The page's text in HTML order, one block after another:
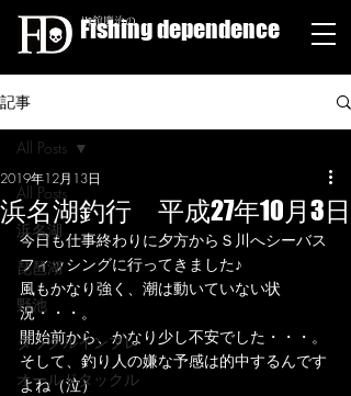
栁舘慶治の
Fishing dependence
記事
All Posts
浜名湖
琵琶湖
野池
タックルインプレ
オールドタックル
All Posts
浜名湖釣行 平成27年10月3日
2019年12月13日
今日も仕事終わりに夕方からＳ川へシーバス
フィッシングに行ってきました♪
風もかなり強く、潮は動いていない状
況・・・。
開始前から、かなり少し不安でした・・・。
そして、釣り人の嫌な予感は的中するんです
よね（泣）